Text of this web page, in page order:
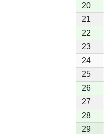
20
21
22
23
24
25
26
27
28
29